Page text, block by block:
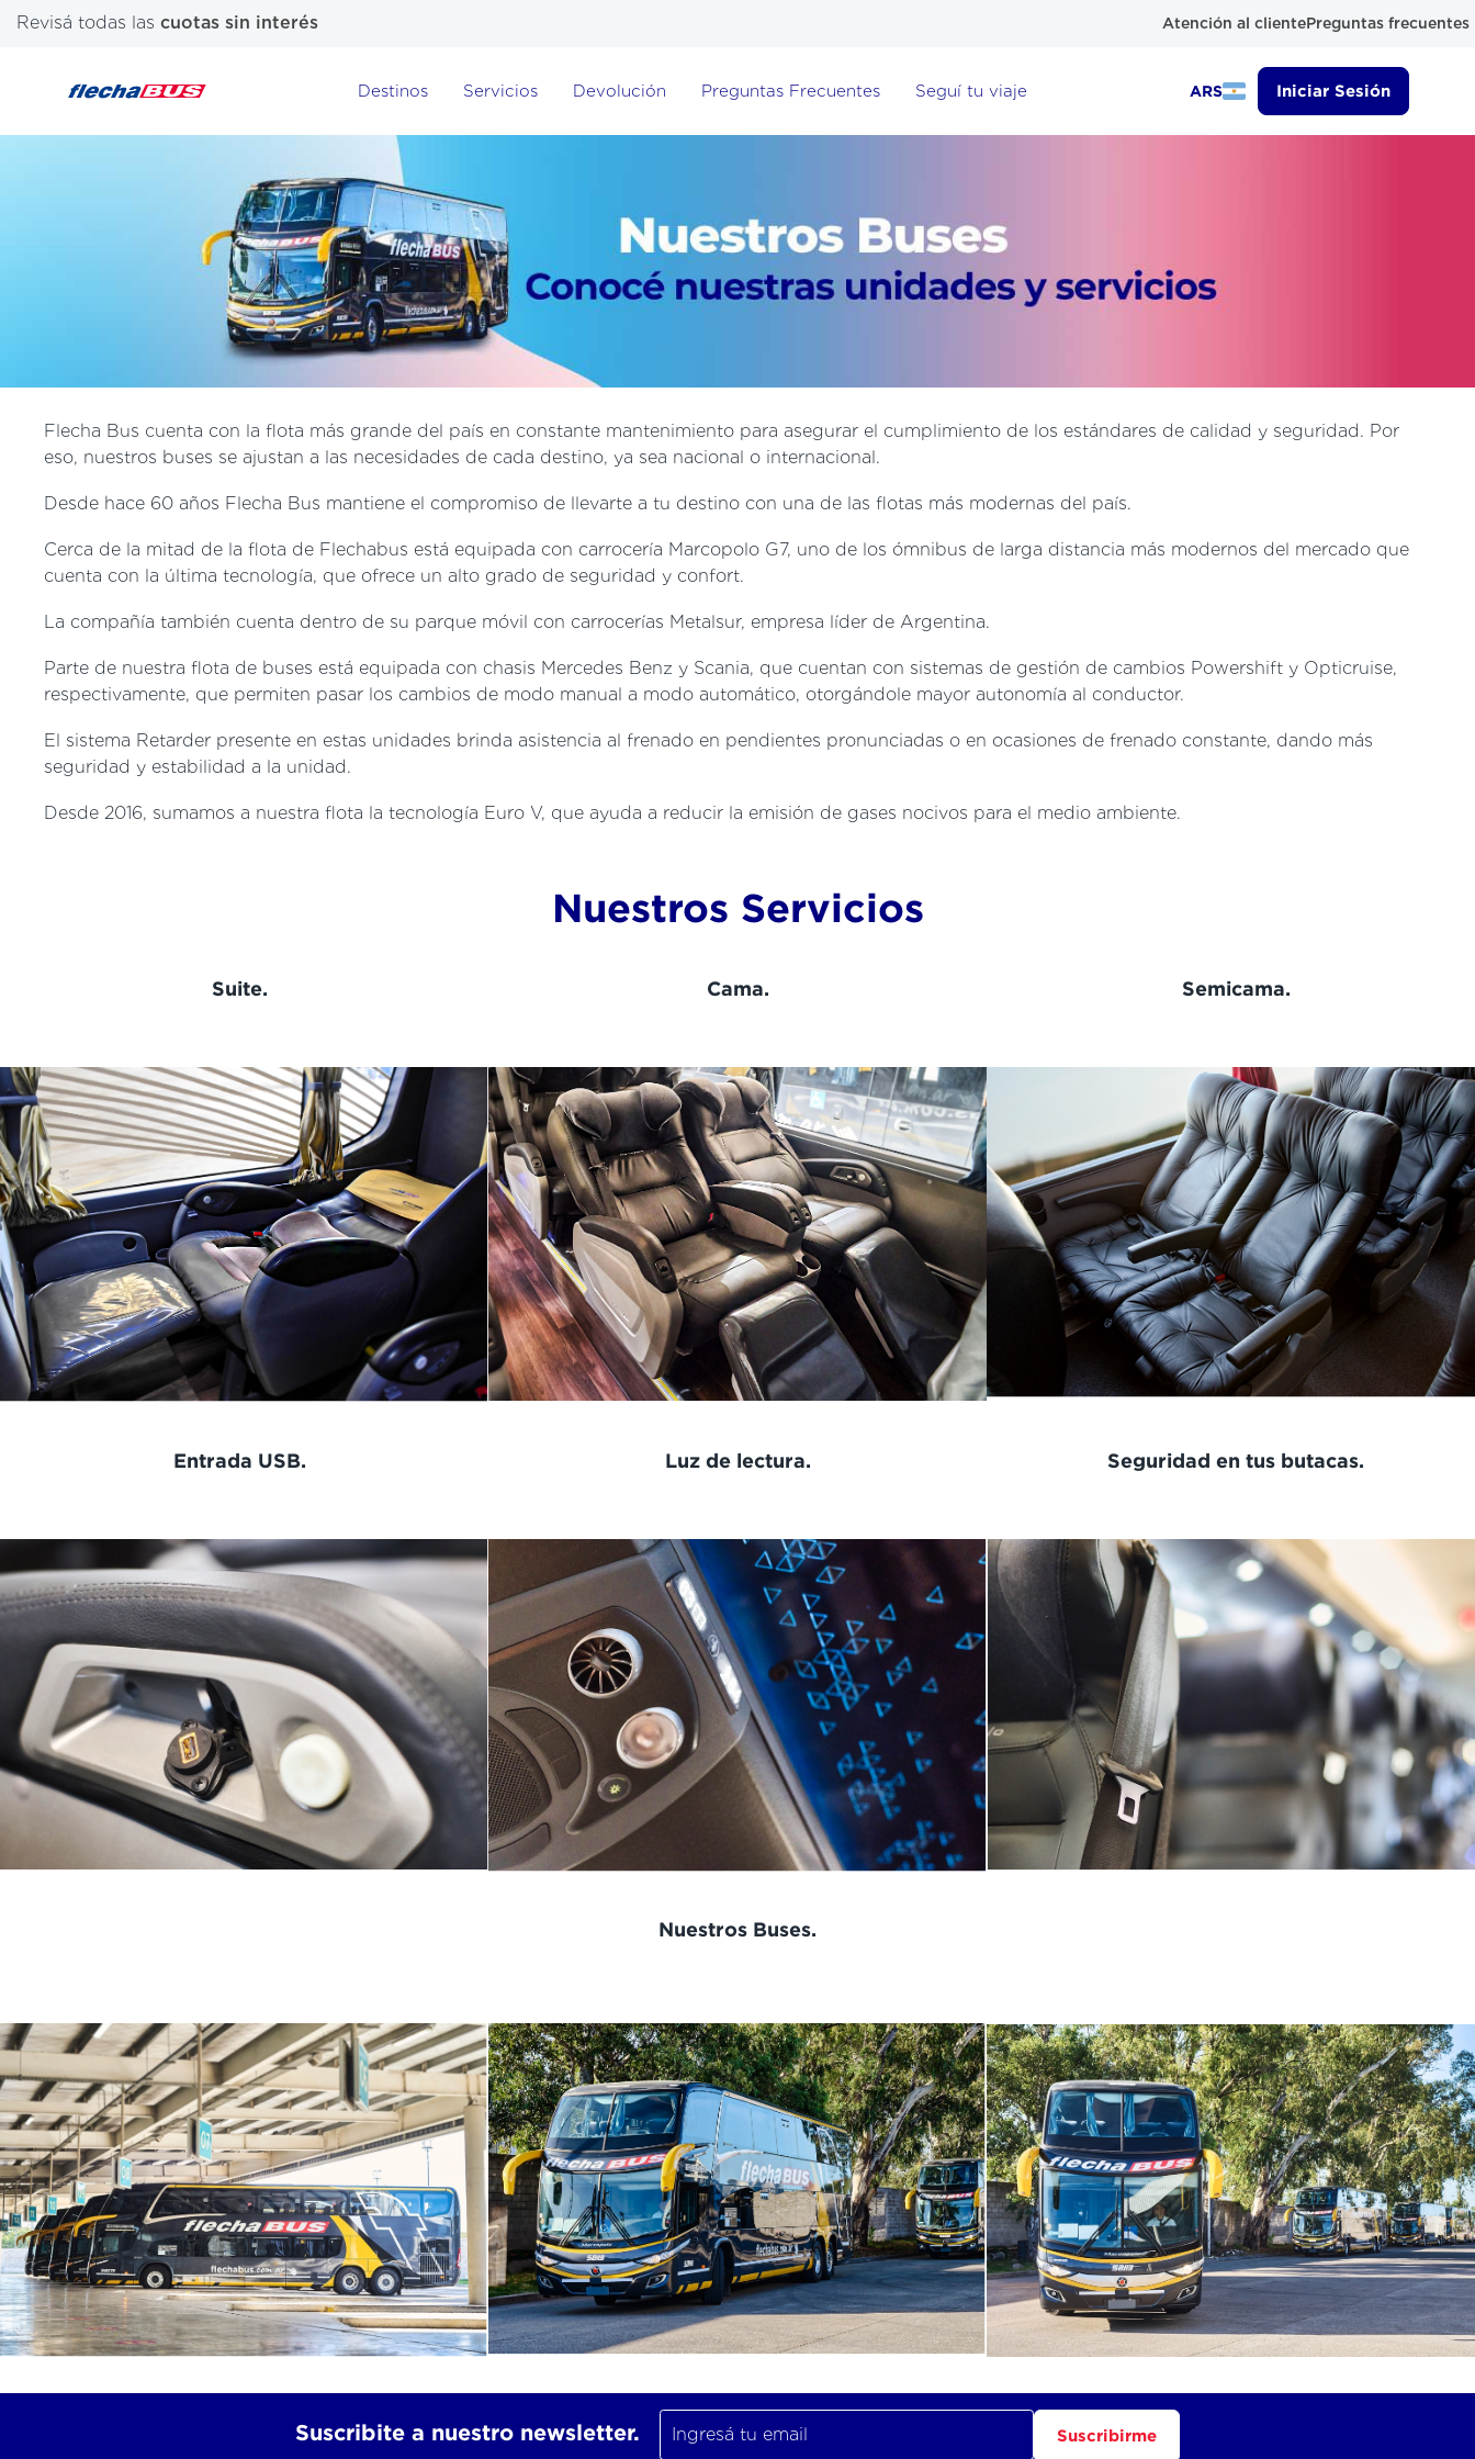
Revisá todas las cuotas sin interés Atención al clientePreguntas frecuentes
Destinos Servicios Devolución Preguntas Frecuentes Seguí tu viaje ARS Iniciar Sesión
Flecha Bus cuenta con la flota más grande del país en constante mantenimiento para asegurar el cumplimiento de los estándares de calidad y seguridad. Por
eso, nuestros buses se ajustan a las necesidades de cada destino, ya sea nacional o internacional.
Desde hace 60 años Flecha Bus mantiene el compromiso de llevarte a tu destino con una de las flotas más modernas del país.
Cerca de la mitad de la flota de Flechabus está equipada con carrocería Marcopolo G7, uno de los ómnibus de larga distancia más modernos del mercado que
cuenta con la última tecnología, que ofrece un alto grado de seguridad y confort.
La compañía también cuenta dentro de su parque móvil con carrocerías Metalsur, empresa líder de Argentina.
Parte de nuestra flota de buses está equipada con chasis Mercedes Benz y Scania, que cuentan con sistemas de gestión de cambios Powershift y Opticruise,
respectivamente, que permiten pasar los cambios de modo manual a modo automático, otorgándole mayor autonomía al conductor.
El sistema Retarder presente en estas unidades brinda asistencia al frenado en pendientes pronunciadas o en ocasiones de frenado constante, dando más
seguridad y estabilidad a la unidad.
Desde 2016, sumamos a nuestra flota la tecnología Euro V, que ayuda a reducir la emisión de gases nocivos para el medio ambiente.
Nuestros Servicios
Suite. Cama. Semicama.
Entrada USB. Luz de lectura. Seguridad en tus butacas.
Nuestros Buses.
Suscribite a nuestro newsletter.
Suscribirme